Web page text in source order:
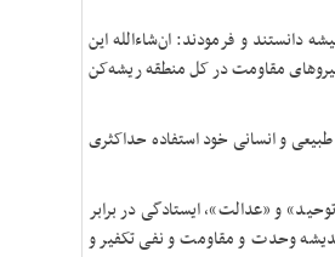
دانستند و فرمودند: ان‌شاءالله این
مقاومت در کل منطقه ریشه‌کن
طبیعی و انسانی خود استفاده حداکثری
و «عدالت»، ایستادگی در برابر
وحدت و مقاومت و نفی تکفیر و